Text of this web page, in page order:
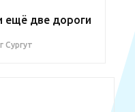
ещё две дороги
Сургут